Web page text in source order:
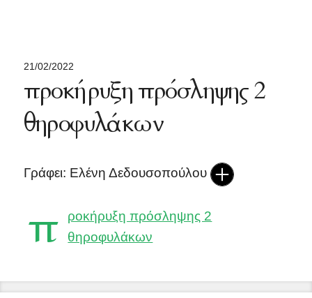
21/02/2022
προκήρυξη πρόσληψης 2
θηροφυλάκων
Γράφει: Ελένη Δεδουσοπούλου
π
ροκήρυξη πρόσληψης 2
θηροφυλάκων